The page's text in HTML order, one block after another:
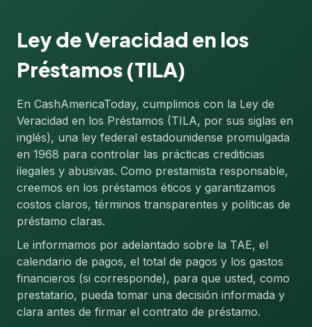
Ley de Veracidad en los
Préstamos (TILA)
En CashAmericaToday, cumplimos con la Ley de
Veracidad en los Préstamos (TILA, por sus siglas en
inglés), una ley federal estadounidense promulgada
en 1968 para controlar las prácticas crediticias
ilegales y abusivas. Como prestamista responsable,
creemos en los préstamos éticos y garantizamos
costos claros, términos transparentes y políticas de
préstamo claras.
Le informamos por adelantado sobre la TAE, el
calendario de pagos, el total de pagos y los gastos
financieros (si corresponde), para que usted, como
prestatario, pueda tomar una decisión informada y
clara antes de firmar el contrato de préstamo.